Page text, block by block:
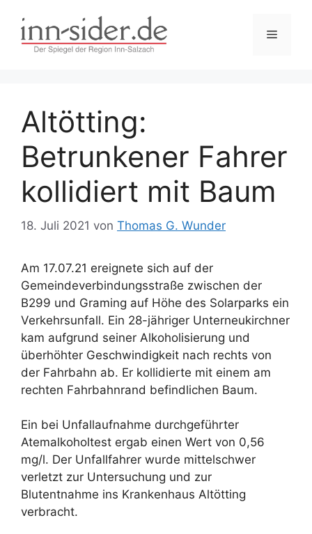
Inhalt
springen
Menü
Altötting:
Betrunkener Fahrer
kollidiert mit Baum
18. Juli 2021 von Thomas G. Wunder
Am 17.07.21 ereignete sich auf der
Gemeindeverbindungsstraße zwischen der
B299 und Graming auf Höhe des Solarparks ein
Verkehrsunfall. Ein 28-jähriger Unterneukirchner
kam aufgrund seiner Alkoholisierung und
überhöhter Geschwindigkeit nach rechts von
der Fahrbahn ab. Er kollidierte mit einem am
rechten Fahrbahnrand befindlichen Baum.
Ein bei Unfallaufnahme durchgeführter
Atemalkoholtest ergab einen Wert von 0,56
mg/l. Der Unfallfahrer wurde mittelschwer
verletzt zur Untersuchung und zur
Blutentnahme ins Krankenhaus Altötting
verbracht.